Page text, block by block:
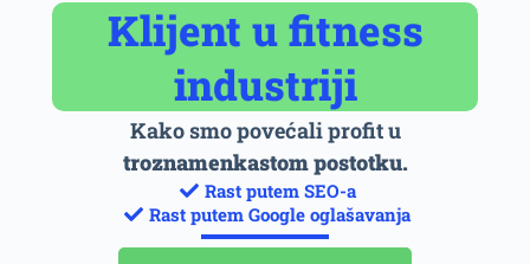
Klijent u fitness
industriji
Kako smo povećali profit u
troznamenkastom postotku.
Rast putem SEO-a
Rast putem Google oglašavanja